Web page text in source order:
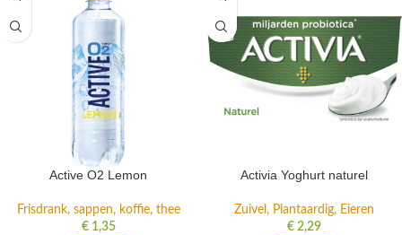
Active O2 Lemon
Frisdrank, sappen, koffie, thee
€1,35
Activia Yoghurt naturel
Zuivel, Plantaardig, Eieren
€2,29